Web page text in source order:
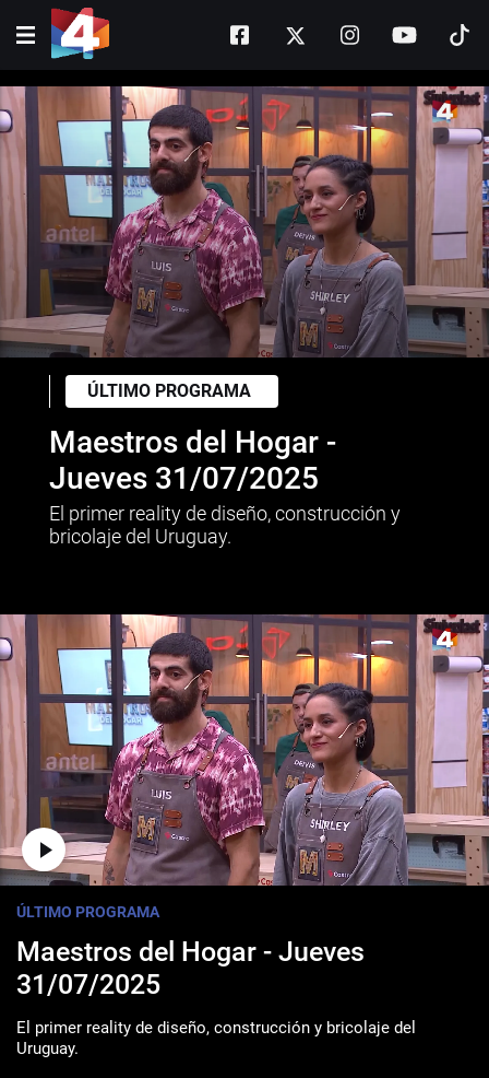
ÚLTIMO PROGRAMA
Maestros del Hogar -
Jueves 31/07/2025
El primer reality de diseño, construcción y
bricolaje del Uruguay.
ÚLTIMO PROGRAMA
Maestros del Hogar - Jueves
31/07/2025
El primer reality de diseño, construcción y bricolaje del
Uruguay.